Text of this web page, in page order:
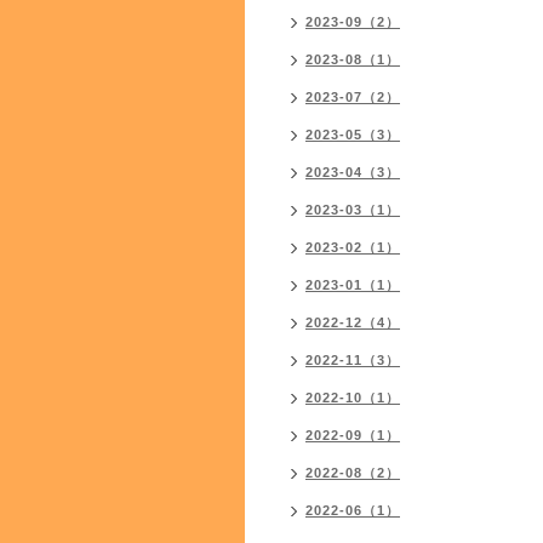
2023-09（2）
2023-08（1）
2023-07（2）
2023-05（3）
2023-04（3）
2023-03（1）
2023-02（1）
2023-01（1）
2022-12（4）
2022-11（3）
2022-10（1）
2022-09（1）
2022-08（2）
2022-06（1）